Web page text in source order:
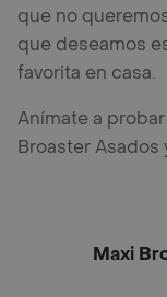
que no
que deseamos
favorita en casa.
Anímate a
Broaster
Maxi